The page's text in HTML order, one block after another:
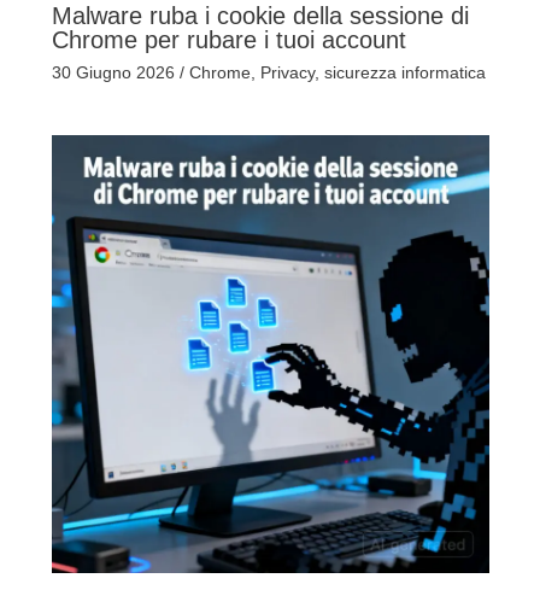
Malware ruba i cookie della sessione di
Chrome per rubare i tuoi account
30 Giugno 2026 / Chrome, Privacy, sicurezza informatica